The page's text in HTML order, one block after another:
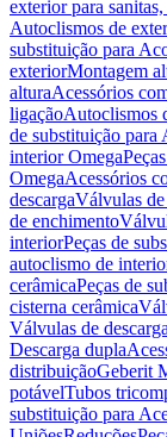
exterior para
Autoclismos de
substituição para
exteriorMontagem
alturaAcessórios
ligaçãoAutoclismos
de substituição para
interior Omega
OmegaAcessórios
descargaVálvulas
de enchimento
interiorPeças de
autoclismo de
cerâmicaPeças de
cisterna cerâmica
Válvulas de descarga
Descarga dupla
distribuiçãoGeberit
potávelTubos
substituição para